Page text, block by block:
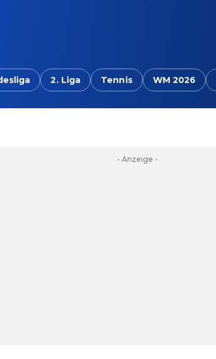
2. Liga Tennis WM 2026
- Anzeige -